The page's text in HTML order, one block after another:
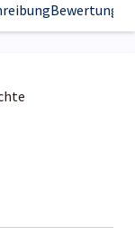
Bewertungen